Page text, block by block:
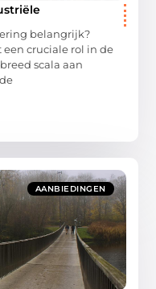
belangrijk?
cruciale rol in de
scala aan
AANBIEDINGEN